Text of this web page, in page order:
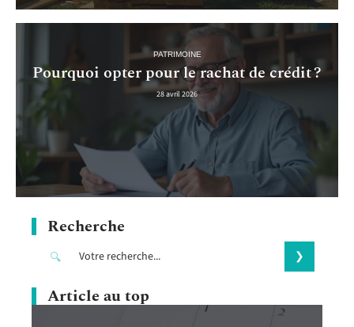
PATRIMOINE
Pourquoi opter pour le rachat de crédit ?
28 avril 2026
Recherche
Article au top